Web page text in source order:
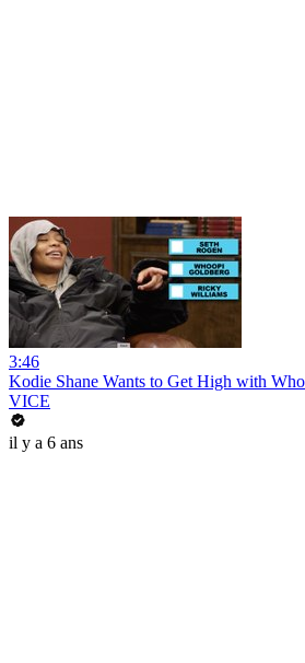
3:46
Kodie Shane Wants to Get High with
VICE
il y a 6 ans